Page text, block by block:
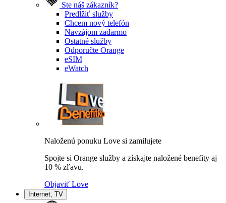
Ste náš zákazník?
Predĺžiť služby
Chcem nový telefón
Navzájom zadarmo
Ostatné služby
Odporučte Orange
eSIM
eWatch
Naloženú ponuku Love si zamilujete
Spojte si Orange služby a získajte naložené benefity aj
10 % zľavu.
Objaviť Love
Internet, TV